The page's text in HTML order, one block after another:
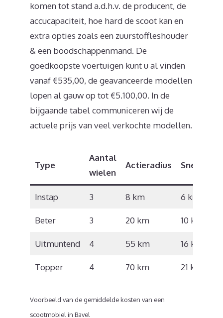
komen tot stand a.d.h.v. de producent, de
accucapaciteit, hoe hard de scoot kan en
extra opties zoals een zuurstoffleshouder
& een boodschappenmand. De
goedkoopste voertuigen kunt u al vinden
vanaf €535,00, de geavanceerde modellen
lopen al gauw op tot €5.100,00. In de
bijgaande tabel communiceren wij de
actuele prijs van veel verkochte modellen.
Type
Aantal
wielen
Actieradius Snelheid
Instap 3 8 km 6 km/u
Beter 3 20 km 10 km/u
Uitmuntend 4 55 km 16 km/u
Topper 4 70 km 21 km/u
Voorbeeld van de gemiddelde kosten van een
scootmobiel in Bavel